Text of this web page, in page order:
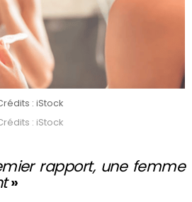
: iStock
: iStock
rapport, une femme
»